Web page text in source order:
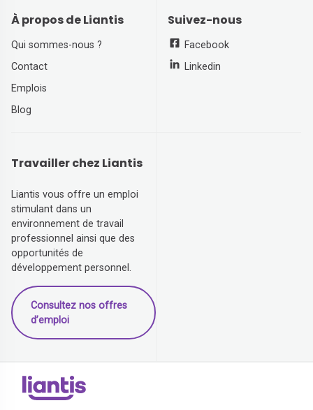
À propos de Liantis
Qui sommes-nous ?
Contact
Emplois
Blog
Suivez-nous
Facebook
Linkedin
Travailler chez Liantis
Liantis vous offre un emploi
stimulant dans un
environnement de travail
professionnel ainsi que des
opportunités de
développement personnel.
Consultez nos offres
d’emploi